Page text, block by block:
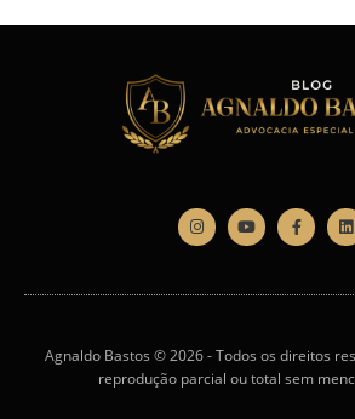
Agnaldo Bastos © 2026 - Todos os direitos
reprodução parcial ou total sem